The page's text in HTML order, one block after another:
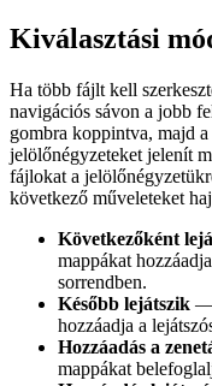
Kiválasztási
Ha több fájlt kell
navigációs sávon a jobb
gombra koppintva, majd a
jelölőnégyzeteket jelenít
fájlokat a
következő műveleteket
Következőként
mappákat
sorrendben.
Később lejátszik —
hozzáadja a
Hozzáadás a
mappákat